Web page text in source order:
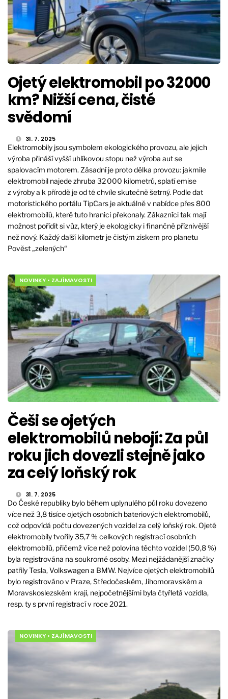
Ojetý elektromobil po 32 000
km? Nižší cena, čisté
svědomí
31. 7. 2025
Elektromobily jsou symbolem ekologického provozu, ale jejich
výroba přináší vyšší uhlíkovou stopu než výroba aut se
spalovacím motorem. Zásadní je proto délka provozu: jakmile
elektromobil najede zhruba 32 000 kilometrů, splatí emise
z výroby a k přírodě je od té chvíle skutečně šetrný. Podle dat
motoristického portálu TipCars je aktuálně v nabídce přes 800
elektromobilů, které tuto hranici překonaly. Zákazníci tak mají
možnost pořídit si vůz, který je ekologicky i finančně příznivější
než nový. Každý další kilometr je čistým ziskem pro planetu
Pověst „zelených“
NOVINKY • ZAJÍMAVOSTI
Češi se ojetých
elektromobilů nebojí: Za půl
roku jich dovezli stejně jako
za celý loňský rok
31. 7. 2025
Do České republiky bylo během uplynulého půl roku dovezeno
více než 3,8 tisíce ojetých osobních bateriových elektromobilů,
což odpovídá počtu dovezených vozidel za celý loňský rok. Ojeté
elektromobily tvořily 35,7 % celkových registrací osobních
elektromobilů, přičemž více než polovina těchto vozidel (50,8 %)
byla registrována na soukromé osoby. Mezi nejžádanější značky
patřily Tesla, Volkswagen a BMW. Nejvíce ojetých elektromobilů
bylo registrováno v Praze, Středočeském, Jihomoravském a
Moravskoslezském kraji, nejpočetnějšími byla čtyřletá vozidla,
resp. ty s první registrací v roce 2021.
NOVINKY • ZAJÍMAVOSTI